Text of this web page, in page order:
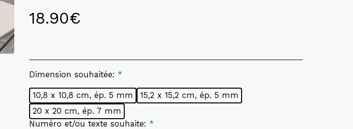
18.90€
Dimension souhaitée: *
10,8 x 10,8 cm, ép. 5 mm
15,2 x 15,2 cm, ép. 5 mm
20 x 20 cm, ép. 7 mm
Numéro et/ou texte souhaite: *